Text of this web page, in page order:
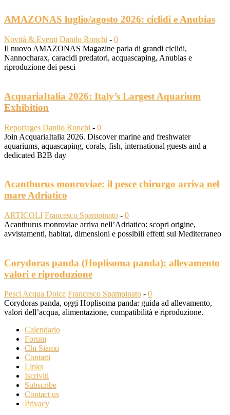
AMAZONAS luglio/agosto 2026: ciclidi e Anubias
Novità & Eventi Danilo Ronchi - 0
Il nuovo AMAZONAS Magazine parla di grandi ciclidi,
Nannocharax, caracidi predatori, acquascaping, Anubias e
riproduzione dei pesci
AcquariaItalia 2026: Italy’s Largest Aquarium
Exhibition
Reportages Danilo Ronchi - 0
Join AcquariaItalia 2026. Discover marine and freshwater
aquariums, aquascaping, corals, fish, international guests and a
dedicated B2B day
Acanthurus monroviae: il pesce chirurgo arriva nel
mare Adriatico
ARTICOLI Francesco Spampinato - 0
Acanthurus monroviae arriva nell’Adriatico: scopri origine,
avvistamenti, habitat, dimensioni e possibili effetti sul Mediterraneo
Corydoras panda (Hoplisoma panda): allevamento
valori e riproduzione
Pesci Acqua Dolce Francesco Spampinato - 0
Corydoras panda, oggi Hoplisoma panda: guida ad allevamento,
valori dell’acqua, alimentazione, compatibilità e riproduzione.
Calendario
Forum
Chi Siamo
Contatti
Links
Iscriviti
Subscribe
Contact us
Privacy